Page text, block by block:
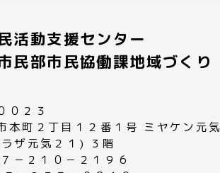
活動支援センター
民部市民協働課地域づくり
０２３
本町２丁目１２番１号 ミヤケン元気
ザ元気２１) ３階
－２１０－２１９６